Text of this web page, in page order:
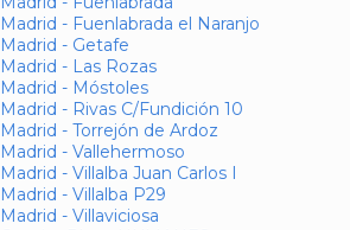
Madrid - Fuenlabrada el Naranjo
Madrid - Getafe
Madrid - Las Rozas
Madrid - Móstoles
Madrid - Rivas C/Fundición 10
Madrid - Torrejón de Ardoz
Madrid - Vallehermoso
Madrid - Villalba Juan Carlos I
Madrid - Villalba P29
Madrid - Villaviciosa